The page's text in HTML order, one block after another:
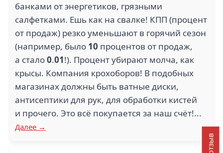
банками от энергетиков, грязными
салфетками. Ешь как на свалке! КПП (процент
от продаж) резко уменьшают в горячий сезон
(например, было 10 процентов от продаж,
а стало0.01!). Процент убирают молча, как
крысы. Компания крохоборов! В подобных
магазинах должны быть ватные диски,
антисептики для рук, для обработки кистей
и прочего. Это всё покупается за наш счёт!...
Далее →